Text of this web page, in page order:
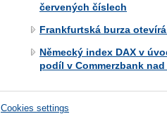
červených číslech
Frankfurtská burza
Německý index DAX v
podíl v Commerzbank nad
Cookies settings